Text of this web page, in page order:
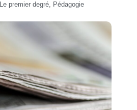
Le premier degré, Pédagogie